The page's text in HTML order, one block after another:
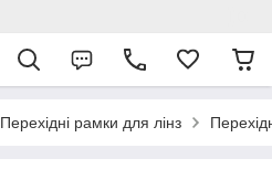
Перехідні рамки для лінз